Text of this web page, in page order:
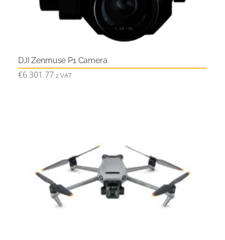
DJI Zenmuse P1 Camera
€6 301.77 z VAT